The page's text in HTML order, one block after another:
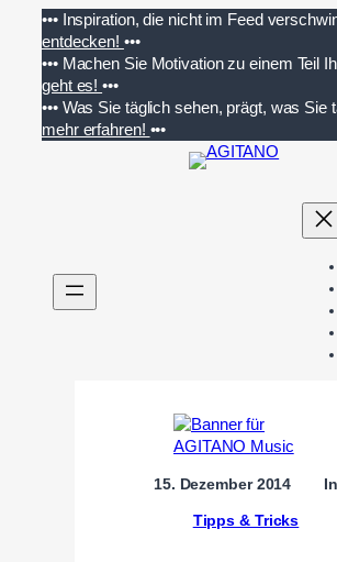
Inhalt
springen
••• Inspiration, die nicht im Feed
entdecken! •••
••• Machen Sie Motivation zu einem Teil
geht es!•••
••• Was Sie täglich sehen, prägt, was Sie
mehr erfahren! •••
15. Dezember 2014 In
Tipps & Tricks